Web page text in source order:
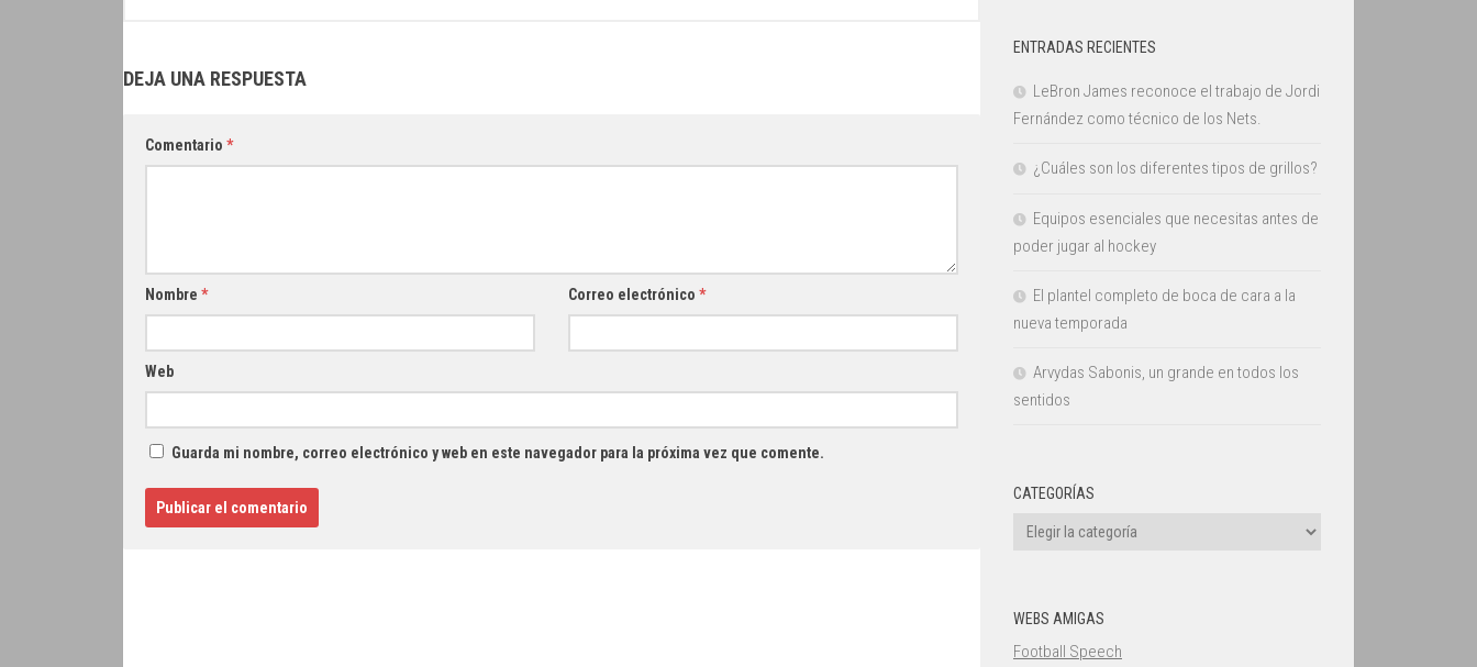
DEJA UNA RESPUESTA
Comentario *
Nombre * Correo electrónico *
Web
Guarda mi nombre, correo electrónico y web en este navegador para la próxima vez que comente.
ENTRADAS RECIENTES
LeBron James reconoce el trabajo de Jordi
Fernández como técnico de los Nets.
¿Cuáles son los diferentes tipos de grillos?
Equipos esenciales que necesitas antes de
poder jugar al hockey
El plantel completo de boca de cara a la
nueva temporada
Arvydas Sabonis, un grande en todos los
sentidos
CATEGORÍAS
Categorías
WEBS AMIGAS
Football Speech